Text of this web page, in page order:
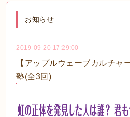
お知らせ
2019-09-20 17:29:00
【アップルウェーブカルチャ
塾(全3回)